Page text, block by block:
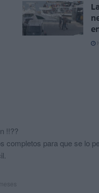
!!??
completos para que se lo